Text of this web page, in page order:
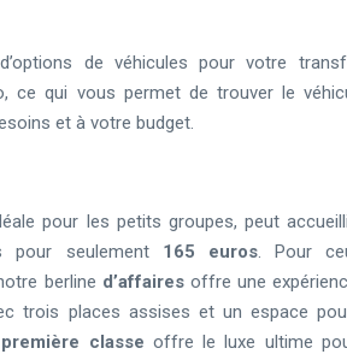
de véhicules pour votre
ce qui vous permet de trouver le
et à votre budget.
pour les petits groupes, peut
pour seulement 165 euros. Pour
berline d’affairesoffre une
trois places assises et un espace
première classe offre le luxe ultime